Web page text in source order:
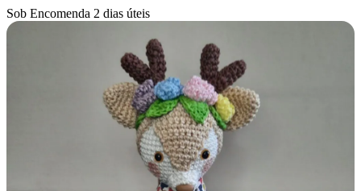
Sob Encomenda 2 dias úteis